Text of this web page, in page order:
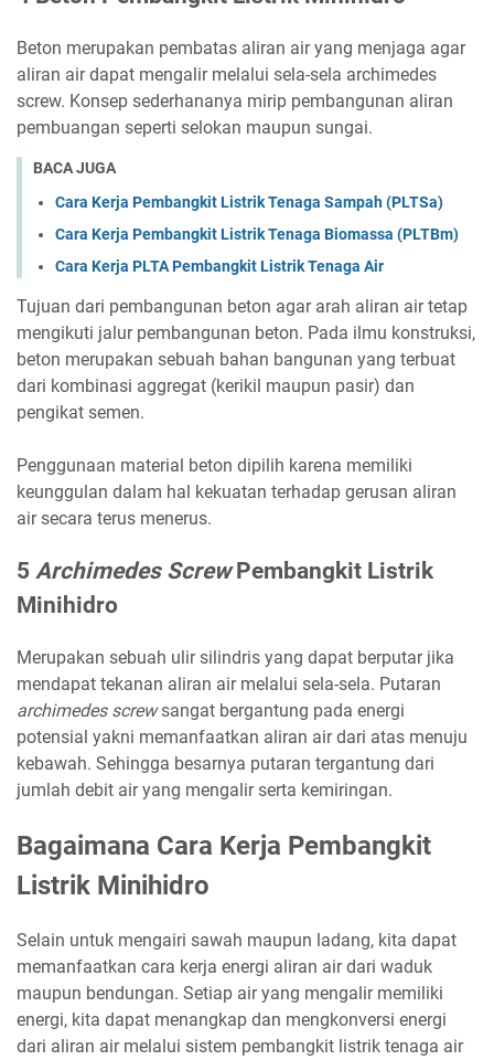
Beton merupakan pembatas aliran air yang menjaga agar
aliran air dapat mengalir melalui sela-sela archimedes
screw. Konsep sederhananya mirip pembangunan aliran
pembuangan seperti selokan maupun sungai.
BACA JUGA
Cara Kerja Pembangkit Listrik Tenaga Sampah (PLTSa)
Cara Kerja Pembangkit Listrik Tenaga Biomassa (PLTBm)
Cara Kerja PLTA Pembangkit Listrik Tenaga Air
Tujuan dari pembangunan beton agar arah aliran air tetap
mengikuti jalur pembangunan beton. Pada ilmu konstruksi,
beton merupakan sebuah bahan bangunan yang terbuat
dari kombinasi aggregat (kerikil maupun pasir) dan
pengikat semen.
Penggunaan material beton dipilih karena memiliki
keunggulan dalam hal kekuatan terhadap gerusan aliran
air secara terus menerus.
5 Archimedes ScrewPembangkit Listrik
Minihidro
Merupakan sebuah ulir silindris yang dapat berputar jika
mendapat tekanan aliran air melalui sela-sela. Putaran
archimedes screwsangat bergantung pada energi
potensial yakni memanfaatkan aliran air dari atas menuju
kebawah. Sehingga besarnya putaran tergantung dari
jumlah debit air yang mengalir serta kemiringan.
Bagaimana Cara Kerja Pembangkit
Listrik Minihidro
Selain untuk mengairi sawah maupun ladang, kita dapat
memanfaatkan cara kerja energi aliran air dari waduk
maupun bendungan. Setiap air yang mengalir memiliki
energi, kita dapat menangkap dan mengkonversi energi
dari aliran air melalui sistem pembangkit listrik tenaga air